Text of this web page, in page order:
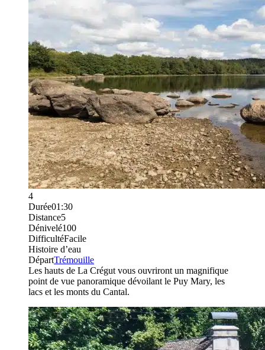
4
Durée01:30
Distance5
Dénivelé100
DifficultéFacile
Histoire d’eau
DépartTrémouille
Les hauts de La Crégut vous ouvriront un magnifique
point de vue panoramique dévoilant le Puy Mary, les
lacs et les monts du Cantal.